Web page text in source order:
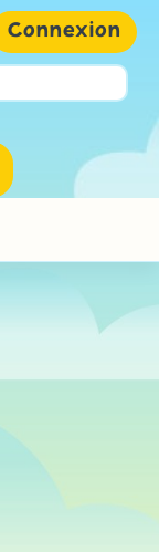
Connexion
de passe